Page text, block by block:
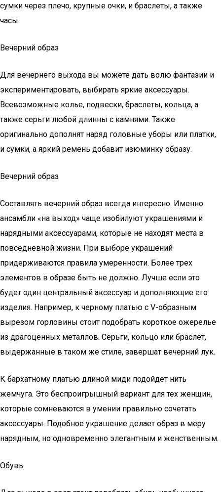
сумки через плечо, крупные очки, и браслеты, а также
часы.
Вечерний образ
Для вечернего выхода вы можете дать волю фантазии и
экспериментировать, выбирать яркие аксессуары.
Всевозможные колье, подвески, браслеты, кольца, а
также серьги любой длинны с камнями. Также
оригинально дополнят наряд головные уборы или платки,
и сумки, а яркий ремень добавит изюминку образу.
Вечерний образ
Составлять вечерний образ всегда интересно. Именно
ансамбли «на выход» чаще изобилуют украшениями и
нарядными аксессуарами, которые не находят места в
повседневной жизни. При выборе украшений
придерживаются правила умеренности. Более трех
элементов в образе быть не должно. Лучше если это
будет один центральный аксессуар и дополняющие его
изделия. Например, к черному платью с V-образным
вырезом горловины стоит подобрать короткое ожерелье
из драгоценных металлов. Серьги, кольцо или браслет,
выдержанные в таком же стиле, завершат вечерний лук.
К бархатному платью длиной миди подойдет нить
жемчуга. Это беспроигрышный вариант для тех женщин,
которые сомневаются в умении правильно сочетать
аксессуары. Подобное украшение делает образ в меру
нарядным, но одновременно элегантным и женственным.
Обувь